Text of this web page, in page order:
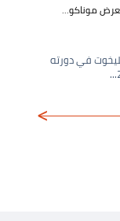
موناكو...
في دورته